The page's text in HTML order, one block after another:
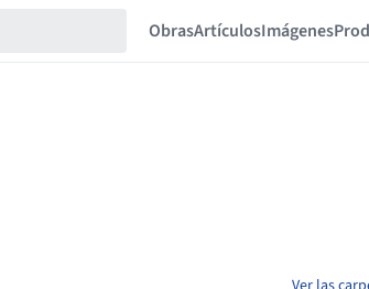
ObrasArtículosImágenes